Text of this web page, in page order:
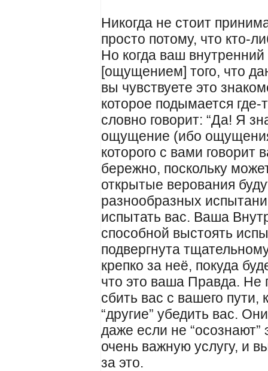
Никогда не стоит
просто потому, что кто-
Но когда ваш внутренний
[ощущением] того, что
вы чувствуете это
которое подымается
словно говорит: “Да! Я
ощущение (ибо
которого с вами
бережно, поскольку
открытые верования
разнообразных
испытать вас. Ваша
способной выстоять
подвергнута
крепко за неё, покуда
что это ваша Правда. Не
сбить вас с вашего
“другие” убедить вас.
даже если не
очень важную услугу, и
за это.